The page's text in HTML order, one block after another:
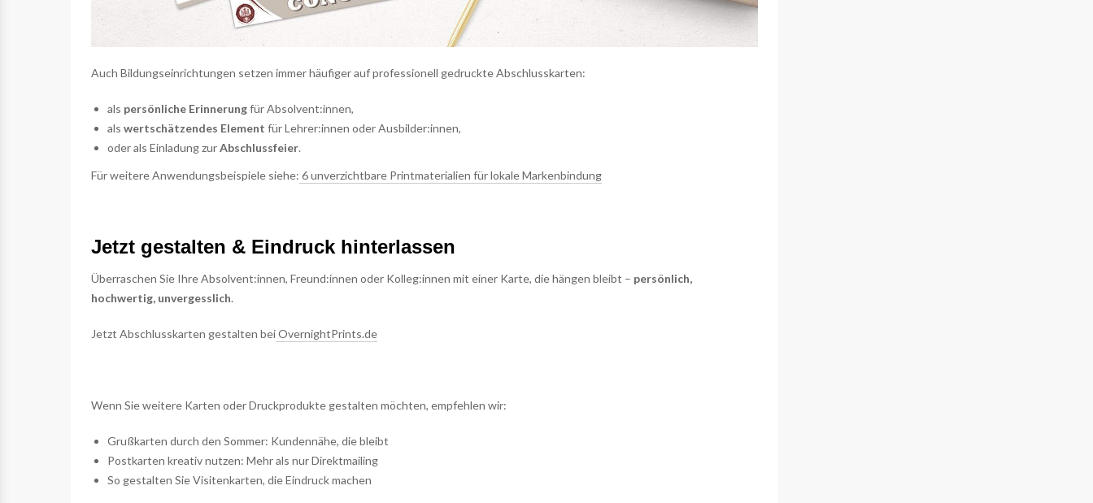
Auch Bildungseinrichtungen setzen immer häufiger auf professionell gedruckte Abschlusskarten:
als persönliche Erinnerungfür Absolvent:innen,
als wertschätzendes Element für Lehrer:innen oder Ausbilder:innen,
oder als Einladung zurAbschlussfeier.
Für weitere Anwendungsbeispiele siehe: 6 unverzichtbare Printmaterialien für lokale Markenbindung
Jetzt gestalten & Eindruck hinterlassen
Überraschen Sie Ihre Absolvent:innen, Freund:innen oder Kolleg:innen mit einer Karte, die hängen bleibt – persönlich,
hochwertig, unvergesslich.
Jetzt Abschlusskarten gestalten beiOvernightPrints.de
Wenn Sie weitere Karten oder Druckprodukte gestalten möchten, empfehlen wir:
Grußkarten durch den Sommer: Kundennähe, die bleibt
Postkarten kreativ nutzen: Mehr als nur Direktmailing
So gestalten Sie Visitenkarten, die Eindruck machen